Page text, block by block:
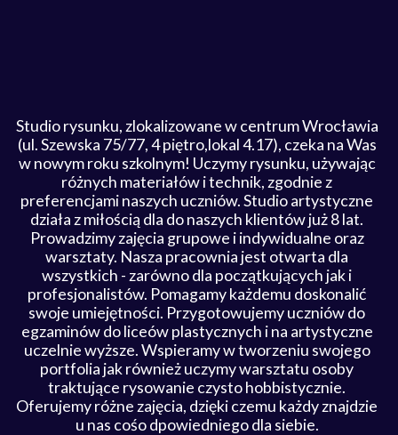
Studio rysunku, zlokalizowane w centrum Wrocławia
(ul. Szewska 75/77, 4 piętro,lokal 4.17), czeka na Was
w nowym roku szkolnym! Uczymy rysunku, używając
różnych materiałów i technik, zgodnie z
preferencjami naszych uczniów. Studio artystyczne
działa z miłością dla do naszych klientów już 8 lat.
Prowadzimy zajęcia grupowe i indywidualne oraz
warsztaty. Nasza pracownia jest otwarta dla
wszystkich - zarówno dla początkujących jak i
profesjonalistów. Pomagamy każdemu doskonalić
swoje umiejętności. Przygotowujemy uczniów do
egzaminów do liceów plastycznych i na artystyczne
uczelnie wyższe. Wspieramy w tworzeniu swojego
portfolia jak również uczymy warsztatu osoby
traktujące rysowanie czysto hobbistycznie.
Oferujemy różne zajęcia, dzięki czemu każdy znajdzie
u nas cośo dpowiedniego dla siebie.